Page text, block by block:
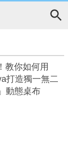
教你如何用
打造獨一無二
動態桌布